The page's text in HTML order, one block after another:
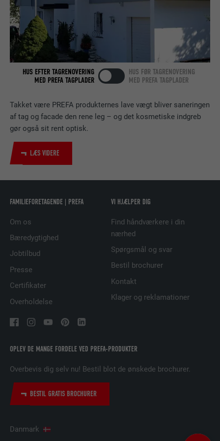
Takket være PREFA produkternes lave vægt bliver saneringen
af tag og facade den rene leg – og det kosmetiske indgreb
gør også sit rent optisk.
LÆS VIDERE
HUS EFTER TAGRENOVERING
MED PREFA TAGPLADER
HUS FØR TAGRENOVERING
MED PREFA TAGPLADER
OPLEV DE MANGE FORDELE VED PREFA-PRODUKTER
Overbevis dig selv nu! Bestil blot de ønskede brochurer.
BESTIL GRATIS BROCHURER
FAMILIEFORETAGENDE | PREFA
Om os
Bæredygtighed
Jobtilbud
Presse
Certifikater
Overholdelse
VI HJÆLPER DIG
Find håndværkere i din
nærhed
Spørgsmål og svar
Bestil brochurer
Kontakt
Klager og reklamationer
Danmark
FORMÅL
Bruges af den sociale netværkstjeneste
LinkedIn til at spore brugen af indlejrede
tjenester.
NAVN bscookie
UDBYDER LinkedIn
FORLØB 2 år
Bruges af den sociale netværkstjeneste
NAVN UserMatchHistory
UDBYDER LinkedIn
FORLØB
Bruges til at spore besøgende på tværs af
FORMÅL
Bruges af den sociale netværkstjeneste
LinkedIn til at spore brugen af indlejrede